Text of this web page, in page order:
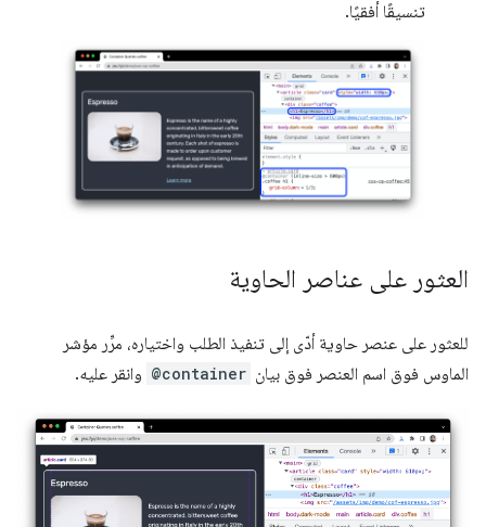
تنسيقًا أفقيًا.
العثور على عناصر الحاوية
للعثور على عنصر حاوية أدّى إلى تنفيذ الطلب واختياره، مرِّر مؤشر
الماوس فوق اسم العنصر فوق بيان @container وانقر عليه.